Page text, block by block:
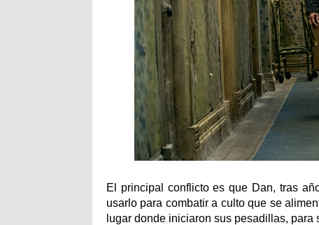
El principal conflicto es que Dan, tras
usarlo para combatir a culto que se
lugar donde iniciaron sus pesadillas,